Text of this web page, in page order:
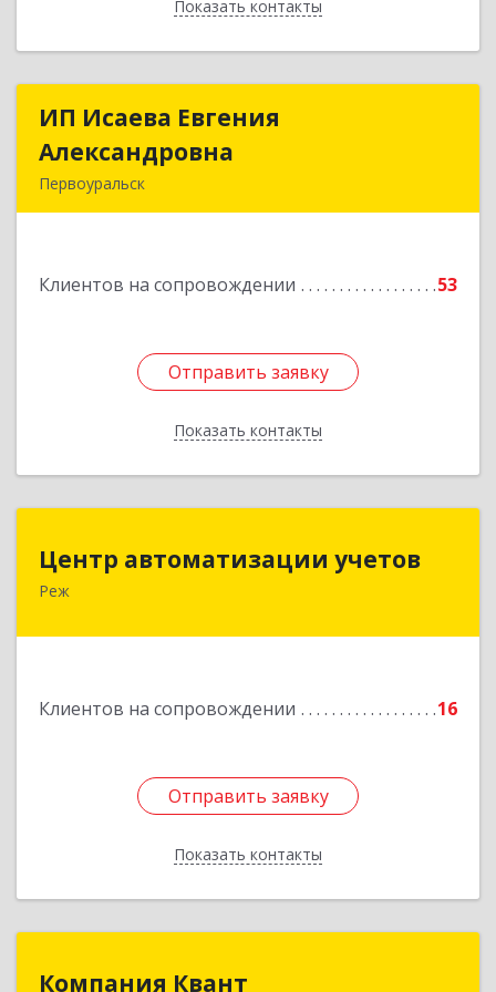
Показать контакты
Назад
ИП Исаева Евгения
Александровна
Первоуральск
Клиентов на сопровождении 53
Отправить заявку
Показать контакты
ИП Исаева Евгения
Отправить заявку
Назад
Центр автоматизации учетов
Реж
Клиентов на сопровождении 16
Отправить заявку
Показать контакты
623750, Свердловская обл, Режевской р-н, Реж
Отправить заявку
Назад
Компания Квант